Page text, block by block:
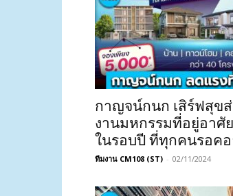
กาญจน์กนก เสิร์ฟสุข
งานมหกรรมที่อยู่อาศั
ในรอบปี ที่ทุกคนรอค
ทีมงาน CM108 (ST) - 02/11/2024